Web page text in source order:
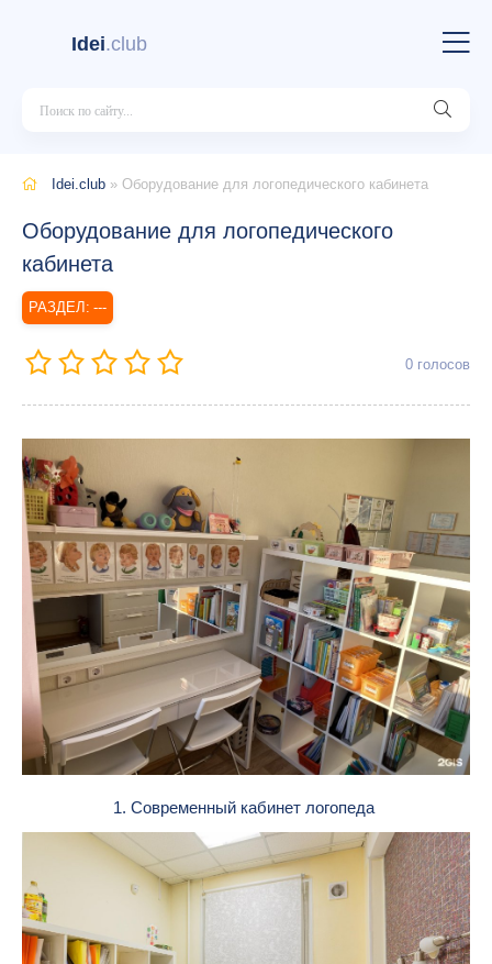
Idei.club
Idei.club » Оборудование для логопедического кабинета
Оборудование для логопедического
кабинета
---
0 голосов
1. Современный кабинет логопеда